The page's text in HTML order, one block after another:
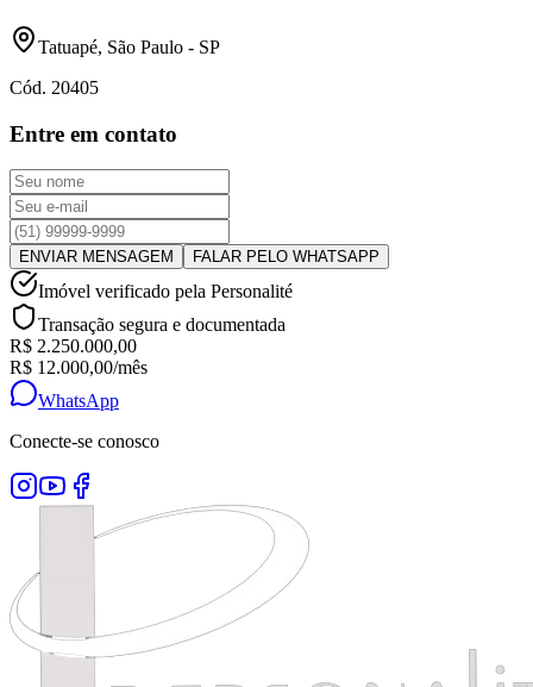
Tatuapé, São Paulo - SP
Cód. 20405
Entre em contato
ENVIAR MENSAGEM FALAR PELO WHATSAPP
Imóvel verificado pela Personalité
Transação segura e documentada
R$ 2.250.000,00
R$ 12.000,00/mês
WhatsApp
Conecte-se conosco